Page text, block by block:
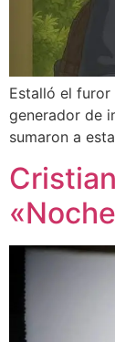
Estalló el
generador de
sumaron a